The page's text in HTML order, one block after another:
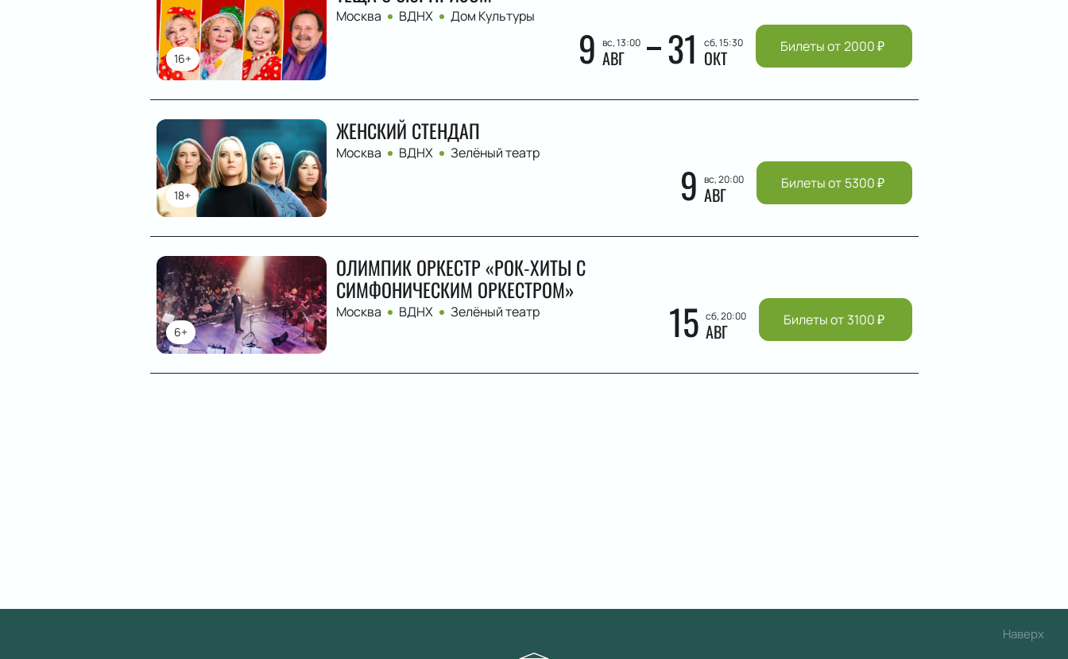
16+
Москва ВДНХ Дом Культуры
9 вс, 13:00
АВГ 31 сб, 15:30
ОКТ Билеты от 2000₽
18+
ЖЕНСКИЙ СТЕНДАП
Москва ВДНХ Зелёный театр
9 вс, 20:00
АВГ Билеты от 5300₽
6+
ОЛИМПИК ОРКЕСТР «РОК-ХИТЫ С
СИМФОНИЧЕСКИМ ОРКЕСТРОМ»
Москва ВДНХ Зелёный театр 15 сб, 20:00
АВГ Билеты от 3100₽
Наверх